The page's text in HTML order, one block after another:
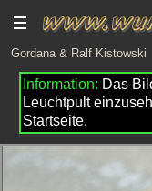
Gordana & Ralf Kistowski
Das
Leuchtpult
Startseite.